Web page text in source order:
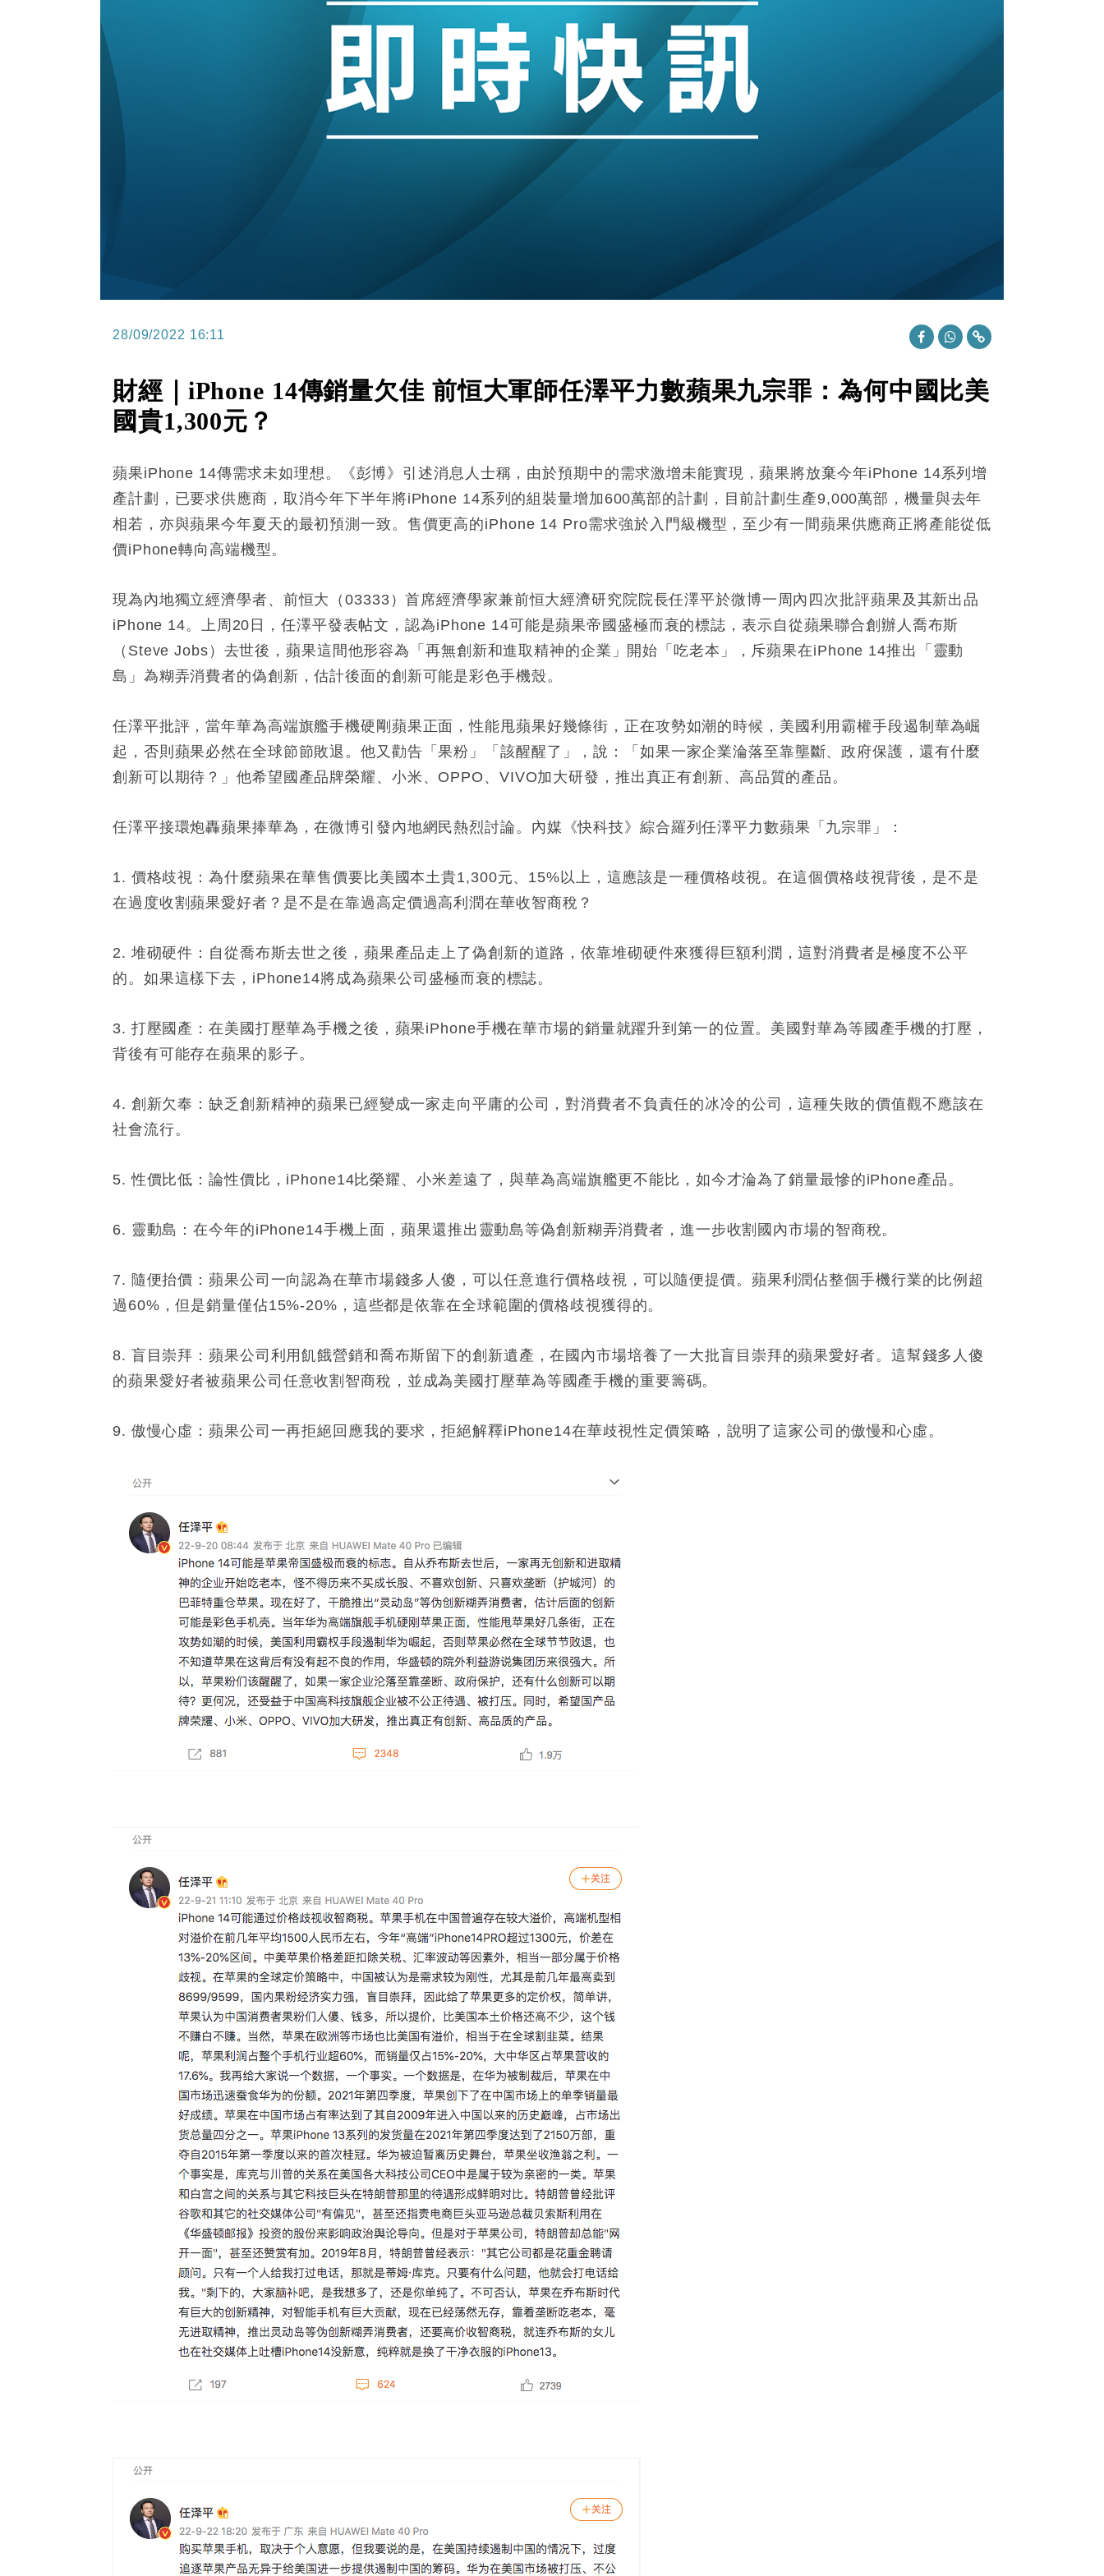
財經｜黑石傳再籌逾360億美元 支援Anthropic租用Google晶片
財經｜美商務部擬擴大金屬關稅範圍 14類產品或加徵25%
18:15 本地｜新世界K11 9月升級會員制度 增鉑金卡級別鎖定高消費客群
17:40 財經｜本港6月零售額連升14個月 珠寶鐘錶銷售升勢最強
16:33 財經｜滙控重啟最多10億美元回購 派息比率目標維持50%
28/09/2022 16:11
財經｜iPhone 14傳銷量欠佳 前恒大軍師任澤平力數蘋果九宗罪：為何中國比美
國貴1,300元？
蘋果iPhone 14傳需求未如理想。《彭博》引述消息人士稱，由於預期中的需求激增未能實現，蘋果將放棄今年iPhone 14系列增
產計劃，已要求供應商，取消今年下半年將iPhone 14系列的組裝量增加600萬部的計劃，目前計劃生產9,000萬部，機量與去年
相若，亦與蘋果今年夏天的最初預測一致。售價更高的iPhone 14 Pro需求強於入門級機型，至少有一間蘋果供應商正將產能從低
價iPhone轉向高端機型。
現為內地獨立經濟學者、前恒大（03333）首席經濟學家兼前恒大經濟研究院院長任澤平於微博一周內四次批評蘋果及其新出品
iPhone 14。上周20日，任澤平發表帖文，認為iPhone 14可能是蘋果帝國盛極而衰的標誌，表示自從蘋果聯合創辦人喬布斯
（Steve Jobs）去世後，蘋果這間他形容為「再無創新和進取精神的企業」開始「吃老本」，斥蘋果在iPhone 14推出「靈動
島」為糊弄消費者的偽創新，估計後面的創新可能是彩色手機殼。
任澤平批評，當年華為高端旗艦手機硬剛蘋果正面，性能甩蘋果好幾條街，正在攻勢如潮的時候，美國利用霸權手段遏制華為崛
起，否則蘋果必然在全球節節敗退。他又勸告「果粉」「該醒醒了」，說：「如果一家企業淪落至靠壟斷、政府保護，還有什麼
創新可以期待？」他希望國產品牌榮耀、小米、OPPO、VIVO加大研發，推出真正有創新、高品質的產品。
任澤平接環炮轟蘋果捧華為，在微博引發內地網民熱烈討論。內媒《快科技》綜合羅列任澤平力數蘋果「九宗罪」：
1. 價格歧視：為什麼蘋果在華售價要比美國本土貴1,300元、15%以上，這應該是一種價格歧視。在這個價格歧視背後，是不是
在過度收割蘋果愛好者？是不是在靠過高定價過高利潤在華收智商稅？
2. 堆砌硬件：自從喬布斯去世之後，蘋果產品走上了偽創新的道路，依靠堆砌硬件來獲得巨額利潤，這對消費者是極度不公平
的。如果這樣下去，iPhone14將成為蘋果公司盛極而衰的標誌。
3. 打壓國產：在美國打壓華為手機之後，蘋果iPhone手機在華市場的銷量就躍升到第一的位置。美國對華為等國產手機的打壓，
背後有可能存在蘋果的影子。
4. 創新欠奉：缺乏創新精神的蘋果已經變成一家走向平庸的公司，對消費者不負責任的冰冷的公司，這種失敗的價值觀不應該在
社會流行。
5. 性價比低：論性價比，iPhone14比榮耀、小米差遠了，與華為高端旗艦更不能比，如今才淪為了銷量最慘的iPhone產品。
6. 靈動島：在今年的iPhone14手機上面，蘋果還推出靈動島等偽創新糊弄消費者，進一步收割國內市場的智商稅。
7. 隨便抬價：蘋果公司一向認為在華市場錢多人傻，可以任意進行價格歧視，可以隨便提價。蘋果利潤佔整個手機行業的比例超
過60%，但是銷量僅佔15%-20%，這些都是依靠在全球範圍的價格歧視獲得的。
8. 盲目崇拜：蘋果公司利用飢餓營銷和喬布斯留下的創新遺產，在國內市場培養了一大批盲目崇拜的蘋果愛好者。這幫錢多人傻
的蘋果愛好者被蘋果公司任意收割智商稅，並成為美國打壓華為等國產手機的重要籌碼。
9. 傲慢心虛：蘋果公司一再拒絕回應我的要求，拒絕解釋iPhone14在華歧視性定價策略，說明了這家公司的傲慢和心虛。